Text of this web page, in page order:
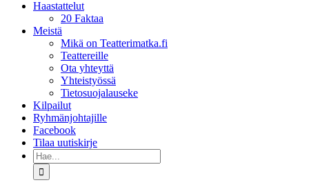
Haastattelut
20 Faktaa
Meistä
Mikä on Teatterimatka.fi
Teattereille
Ota yhteyttä
Yhteistyössä
Tietosuojalauseke
Kilpailut
Ryhmänjohtajille
Facebook
Tilaa uutiskirje
Etsi
...